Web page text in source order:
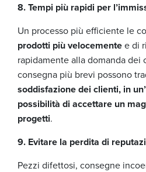
8. Tempi più rapidi per
Un processo più efficiente le
prodotti più velocementee di
rapidamente alla domanda dei
consegna più brevi possono
soddisfazione dei clienti, in
possibilità di accettare un
progetti.
9. Evitare la perdita di
Pezzi difettosi, consegne